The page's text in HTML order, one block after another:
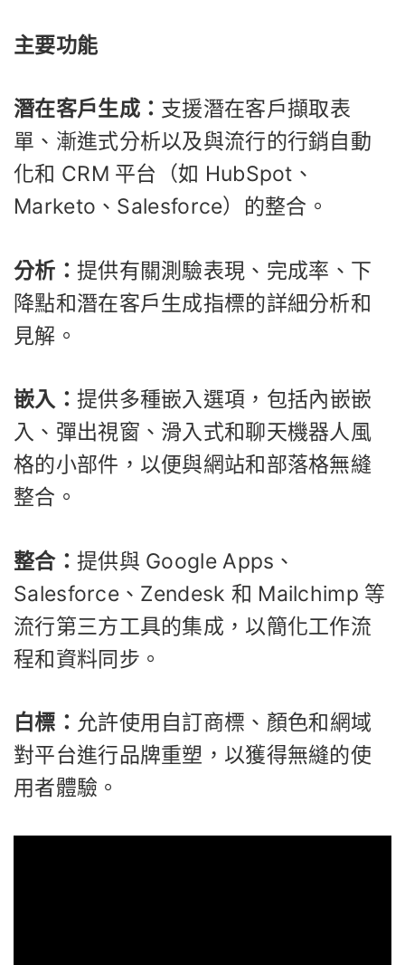
主要功能
潛在客戶生成： 支援潛在客戶擷取表
單、漸進式分析以及與流行的行銷自動
化和 CRM 平台（如 HubSpot、
Marketo、Salesforce）的整合。
分析： 提供有關測驗表現、完成率、下
降點和潛在客戶生成指標的詳細分析和
見解。
嵌入： 提供多種嵌入選項，包括內嵌嵌
入、彈出視窗、滑入式和聊天機器人風
格的小部件，以便與網站和部落格無縫
整合。
整合： 提供與 Google Apps、
Salesforce、Zendesk 和 Mailchimp 等
流行第三方工具的集成，以簡化工作流
程和資料同步。
白標： 允許使用自訂商標、顏色和網域
對平台進行品牌重塑，以獲得無縫的使
用者體驗。